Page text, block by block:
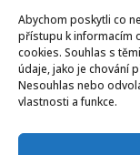
Abychom poskytli co
přístupu k informacím
cookies. Souhlas s
údaje, jako je chování
Nesouhlas nebo
vlastnosti a funkce.
Aplikátor
Nový ESHOP
Elektromobilita
Nová tiskárna